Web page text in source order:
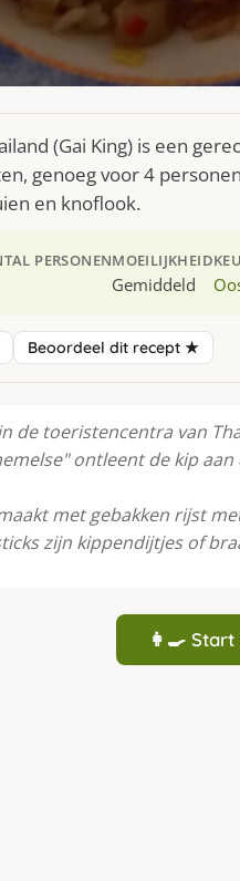
(Gai King) is een
genoeg voor 4
en knoflook.
PERSONENMOEILIJKHEID
Gemiddeld
Beoordeel dit recept ★
de toeristencentra van
ontleent de kip
met gebakken rijst
zijn kippendijtjes of
👩‍🍳